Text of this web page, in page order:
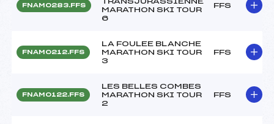
FNAM0283.FFS
MARATHON SKI TOUR
6
FFS
FNAM0212.FFS
LA FOULEE BLANCHE
MARATHON SKI TOUR
3
FFS
FNAM0122.FFS
LES BELLES COMBES
MARATHON SKI TOUR
2
FFS